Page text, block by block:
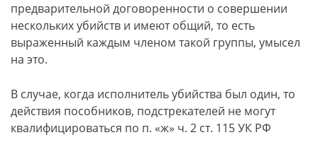
предварительной договоренности о совершении
нескольких убийств и имеют общий, то есть
выраженный каждым членом такой группы, умысел
на это.
В случае, когда исполнитель убийства был один, то
действия пособников, подстрекателей не могут
квалифицироваться по п. «ж» ч. 2 ст. 115 УК РФ